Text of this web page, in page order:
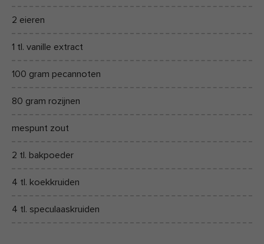
2 eieren
1 tl. vanille extract
100 gram pecannoten
80 gram rozijnen
mespunt zout
2 tl. bakpoeder
4 tl. koekkruiden
4 tl. speculaaskruiden